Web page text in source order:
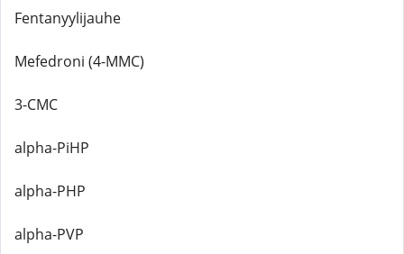
Fentanyylijauhe
Mefedroni (4-MMC)
3-CMC
alpha-PiHP
alpha-PHP
alpha-PVP